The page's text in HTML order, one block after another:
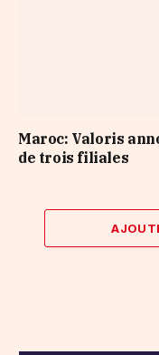
Maroc: Valoris
de trois filiales